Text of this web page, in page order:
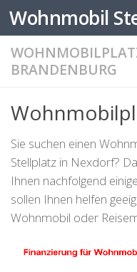
Zum Inhalt
BRANDENBURG
Sie suchen einen
Stellplatz in Nexdorf?
Ihnen nachfolgend
sollen Ihnen helfen
Wohnmobil oder